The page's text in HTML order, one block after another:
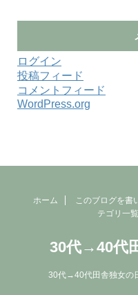
ログイン
投稿フィード
コメントフィード
WordPress.org
ホーム このブログを書
テゴリ一覧
30代→40代
30代→40代田舎独女の